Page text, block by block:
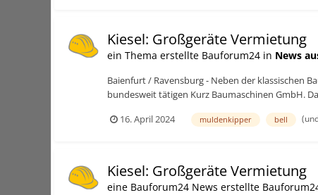
Kiesel: Großgeräte Vermietung
ein Thema erstellte Bauforum24 in News
Baienfurt / Ravensburg - Neben der klassischen
bundesweit tätigen Kurz Baumaschinen GmbH.
16. April 2024
muldenkipper bell
Kiesel: Großgeräte Vermietung
eine Bauforum24 News erstellte